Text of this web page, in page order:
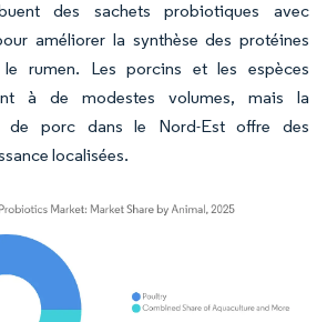
des sachets probiotiques avec
améliorer la synthèse des protéines
le rumen. Les porcins et les espèces
à de modestes volumes, mais la
de porc dans le Nord-Est offre des
localisées.